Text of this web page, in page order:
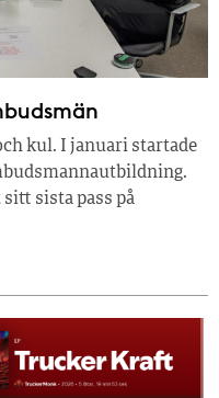
kul. I januari startade
sista pass på